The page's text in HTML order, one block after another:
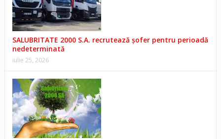
SALUBRITATE 2000 S.A. recrutează șofer pentru perioadă
nedeterminată
iulie 25, 2026